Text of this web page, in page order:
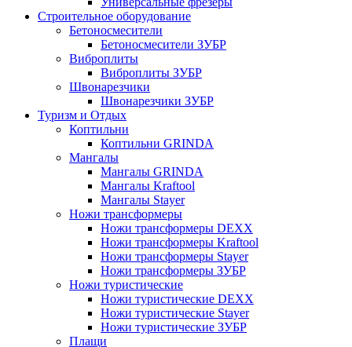
Строительное оборудование
Бетоносмесители
Бетоносмесители ЗУБР
Виброплиты
Виброплиты ЗУБР
Швонарезчики
Швонарезчики ЗУБР
Туризм и Отдых
Коптильни
Коптильни GRINDA
Мангалы
Мангалы GRINDA
Мангалы Kraftool
Мангалы Stayer
Ножи трансформеры
Ножи трансформеры DEXX
Ножи трансформеры Kraftool
Ножи трансформеры Stayer
Ножи трансформеры ЗУБР
Ножи туристические
Ножи туристические DEXX
Ножи туристические Stayer
Ножи туристические ЗУБР
Плащи